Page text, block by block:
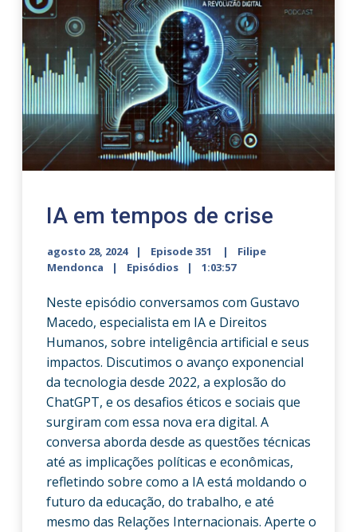
IA em tempos de crise
agosto 28, 2024 Episode 351
Filipe
Mendonca
Episódios 1:03:57
Neste episódio conversamos com Gustavo
Macedo, especialista em IA e Direitos
Humanos, sobre inteligência artificial e seus
impactos. Discutimos o avanço exponencial
da tecnologia desde 2022, a explosão do
ChatGPT, e os desafios éticos e sociais que
surgiram com essa nova era digital. A
conversa aborda desde as questões técnicas
até as implicações políticas e econômicas,
refletindo sobre como a IA está moldando o
futuro da educação, do trabalho, e até
mesmo das Relações Internacionais. Aperte o